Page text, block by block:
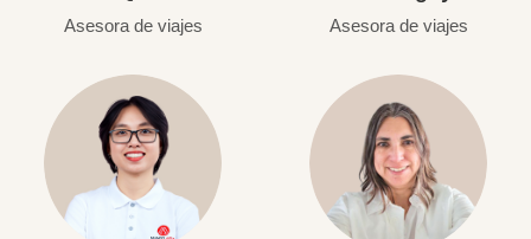
Asesora de viajes Asesora de viajes